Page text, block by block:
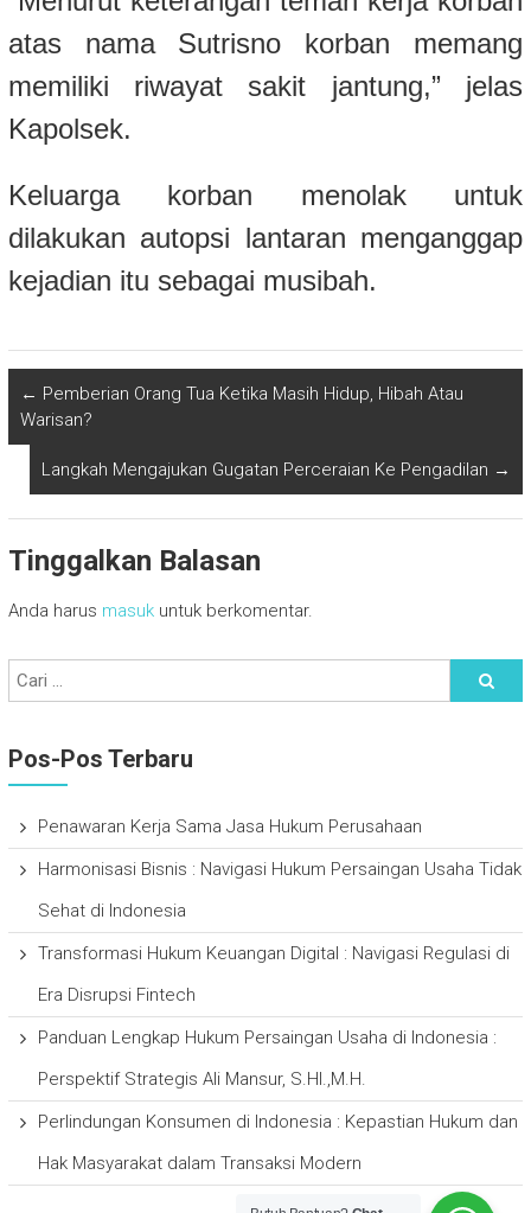
atas nama Sutrisno korban memang
memiliki riwayat sakit jantung,” jelas
Kapolsek.
Keluarga korban menolak untuk
dilakukan autopsi lantaran menganggap
kejadian itu sebagai musibah.
← Pemberian Orang Tua Ketika Masih Hidup, Hibah Atau
Warisan?
Langkah Mengajukan Gugatan Perceraian Ke Pengadilan →
Tinggalkan Balasan
Anda harus masukuntuk berkomentar.
Pos-Pos Terbaru
Penawaran Kerja Sama Jasa Hukum Perusahaan
Harmonisasi Bisnis : Navigasi Hukum Persaingan Usaha Tidak
Sehat di Indonesia
Transformasi Hukum Keuangan Digital : Navigasi Regulasi di
Era Disrupsi Fintech
Panduan Lengkap Hukum Persaingan Usaha di Indonesia :
Perspektif Strategis Ali Mansur, S.HI.,M.H.
Perlindungan Konsumen di Indonesia : Kepastian Hukum dan
Hak Masyarakat dalam Transaksi Modern